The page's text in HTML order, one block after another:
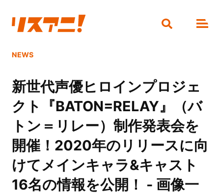
NEWS
新世代声優ヒロインプロジェ
クト『BATON=RELAY』（バ
トン＝リレー）制作発表会を
開催！2020年のリリースに向
けてメインキャラ&キャスト
16名の情報を公開！ - 画像一